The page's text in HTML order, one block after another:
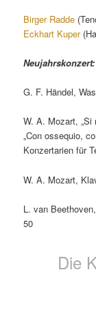
Birger Radde
Eckhart Kuper
Neujahrskonzert:
G. F. Händel,
W. A. Mozart, „Si
„Con ossequio,
Konzertarien für
W. A. Mozart,
L. van
50
Die